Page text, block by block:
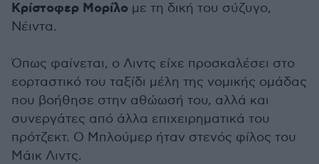
Κρίστοφερ Μορίλο με τη δική του σύζυγο,
Νέιντα.
Όπως φαίνεται, ο Λιντς είχε προσκαλέσει στο
εορταστικό του ταξίδι μέλη της νομικής ομάδας
που βοήθησε στην αθώωσή του, αλλά και
συνεργάτες από άλλα επιχειρηματικά του
πρότζεκτ. O Μπλούμερ ήταν στενός φίλος του
Μάικ Λιντς.